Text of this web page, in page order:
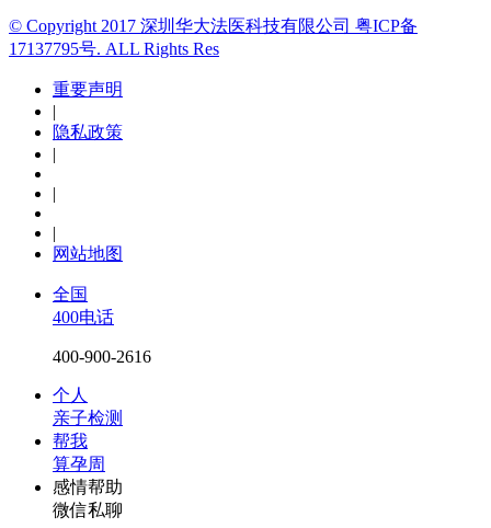
© Copyright 2017 深圳华大法医科技有限公司 粤ICP备
17137795号. ALL Rights Res
重要声明
|
隐私政策
|
|
|
网站地图
全国
400电话
400-900-2616
个人
亲子检测
帮我
算孕周
感情帮助
微信私聊